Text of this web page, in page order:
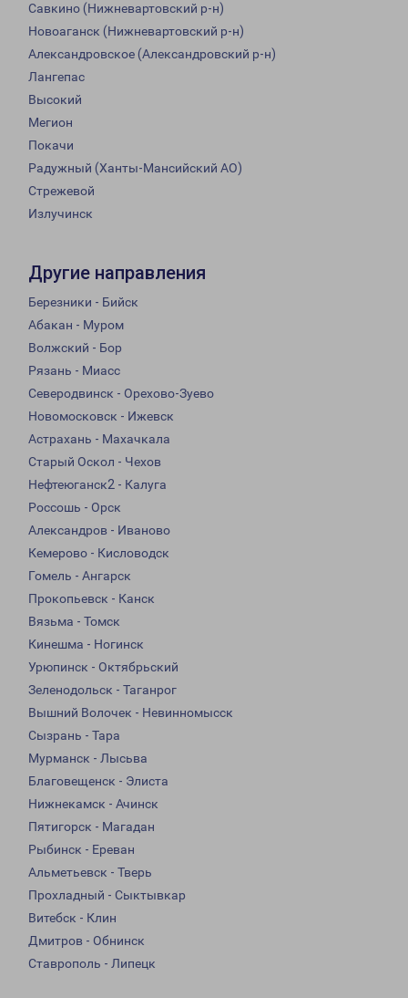
Савкино (Нижневартовский р-н)
Новоаганск (Нижневартовский р-н)
Александровское (Александровский р-н)
Лангепас
Высокий
Мегион
Покачи
Радужный (Ханты-Мансийский АО)
Стрежевой
Излучинск
Другие направления
Березники - Бийск
Абакан - Муром
Волжский - Бор
Рязань - Миасс
Северодвинск - Орехово-Зуево
Новомосковск - Ижевск
Астрахань - Махачкала
Старый Оскол - Чехов
Нефтеюганск2 - Калуга
Россошь - Орск
Александров - Иваново
Кемерово - Кисловодск
Гомель - Ангарск
Прокопьевск - Канск
Вязьма - Томск
Кинешма - Ногинск
Урюпинск - Октябрьский
Зеленодольск - Таганрог
Вышний Волочек - Невинномысск
Сызрань - Тара
Мурманск - Лысьва
Благовещенск - Элиста
Нижнекамск - Ачинск
Пятигорск - Магадан
Рыбинск - Ереван
Альметьевск - Тверь
Прохладный - Сыктывкар
Витебск - Клин
Дмитров - Обнинск
Ставрополь - Липецк